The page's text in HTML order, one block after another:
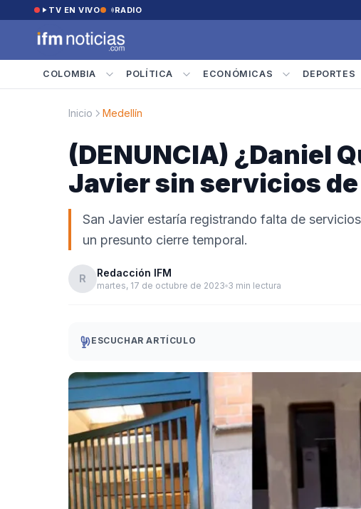
Saltar al contenido
TV EN VIVO RADIO
COLOMBIA POLÍTICA ECONÓMICAS DEPORTES
Inicio Medellín
(DENUNCIA) ¿Daniel
Javier sin servicios
San Javier estaría registrando falta de
un presunto cierre temporal.
R Redacción IFM
martes, 17 de octubre de 2023 3 min lectura
ESCUCHAR ARTÍCULO